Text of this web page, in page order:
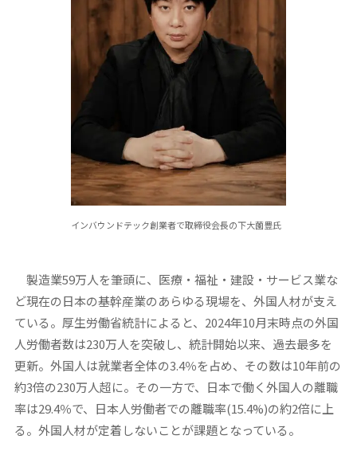
インバウンドテック創業者で取締役会長の下大薗豊氏
製造業59万人を筆頭に、医療・福祉・建設・サービス業な
ど現在の日本の基幹産業のあらゆる現場を、外国人材が支え
ている。厚生労働省統計によると、2024年10月末時点の外国
人労働者数は230万人を突破し、統計開始以来、過去最多を
更新。外国人は就業者全体の3.4％を占め、その数は10年前の
約3倍の230万人超に。その一方で、日本で働く外国人の離職
率は29.4％で、日本人労働者での離職率(15.4%)の約2倍に上
る。外国人材が定着しないことが課題となっている。